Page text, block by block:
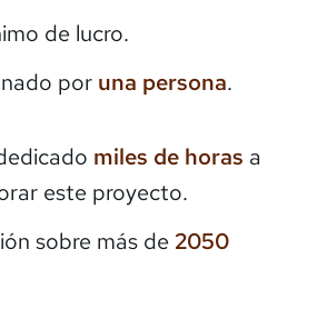
de lucro.
por una persona.
miles de horas a
este proyecto.
sobre más de 2050